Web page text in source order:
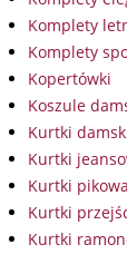
Komplety
Komplety
Kopertówki
Koszule
Kurtki
Kurtki
Kurtki
Kurtki
Kurtki